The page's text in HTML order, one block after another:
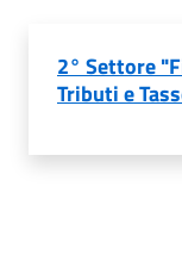
2° Settore
Tributi e